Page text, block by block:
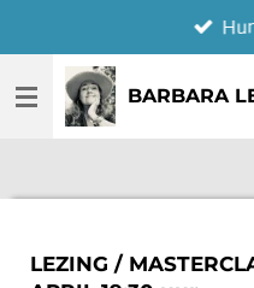
direct
naar
LEZING /